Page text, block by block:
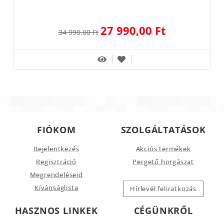
34 990,00 Ft 27 990,00 Ft
FIÓKOM
Bejelentkezés
Regisztráció
Megrendeléseid
Kívánságlista
SZOLGÁLTATÁSOK
Akciós termékek
Pergető horgászat
Hírlevél feliratkozás
HASZNOS LINKEK CÉGÜNKRŐL